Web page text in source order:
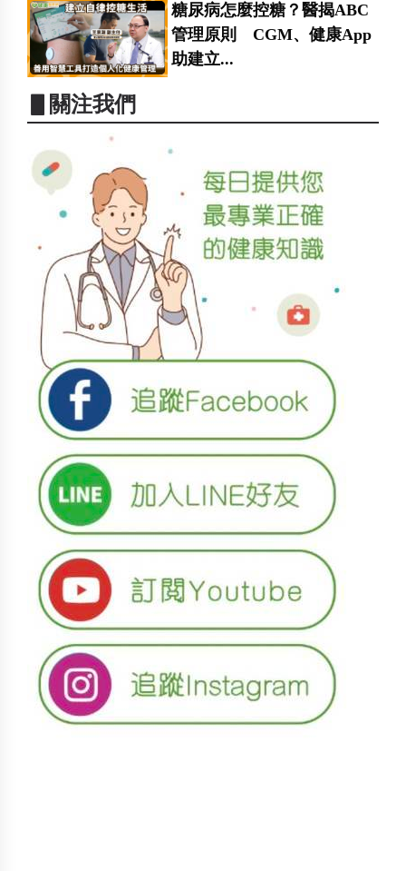
糖尿病怎麼控糖？醫揭ABC
管理原則 CGM、健康App
助建立...
▋關注我們